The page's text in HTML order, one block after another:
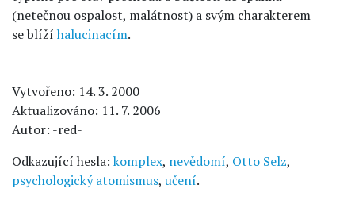
(netečnou ospalost, malátnost) a svým charakterem
se blíží halucinacím.
Vytvořeno: 14. 3. 2000
Aktualizováno: 11. 7. 2006
Autor: -red-
Odkazující hesla:komplex, nevědomí, Otto Selz,
psychologický atomismus, učení.